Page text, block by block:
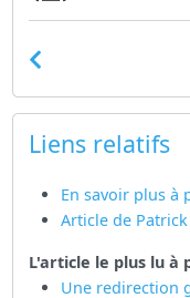
Liens relatifs
En savoir plus à
Article de Patrick
L'article le plus lu à
Une redirection